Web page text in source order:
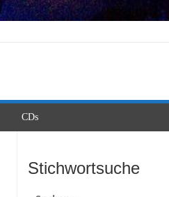
CDs
Stichwortsuche